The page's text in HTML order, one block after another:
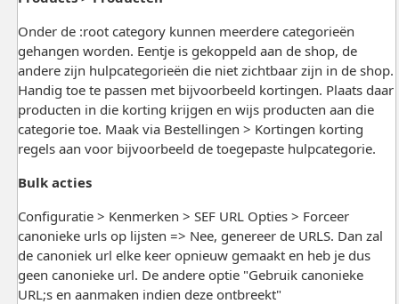
Onder de :root category kunnen meerdere categorieën
gehangen worden. Eentje is gekoppeld aan de shop, de
andere zijn hulpcategorieën die niet zichtbaar zijn in de shop.
Handig toe te passen met bijvoorbeeld kortingen. Plaats daar
producten in die korting krijgen en wijs producten aan die
categorie toe. Maak via Bestellingen > Kortingen korting
regels aan voor bijvoorbeeld de toegepaste hulpcategorie.
Bulk acties
Configuratie > Kenmerken > SEF URL Opties > Forceer
canonieke urls op lijsten => Nee, genereer de URLS. Dan zal
de canoniek url elke keer opnieuw gemaakt en heb je dus
geen canonieke url. De andere optie "Gebruik canonieke
URL;s en aanmaken indien deze ontbreekt"